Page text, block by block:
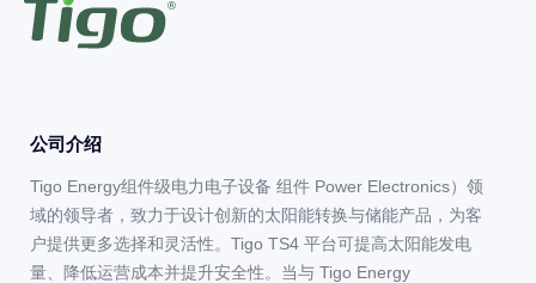
公司介绍
Tigo Energy组件级电力电子设备 组件 Power Electronics）领
域的领导者，致力于设计创新的太阳能转换与储能产品，为客
户提供更多选择和灵活性。Tigo TS4 平台可提高太阳能发电
量、降低运营成本并提升安全性。当与 Tigo Energy